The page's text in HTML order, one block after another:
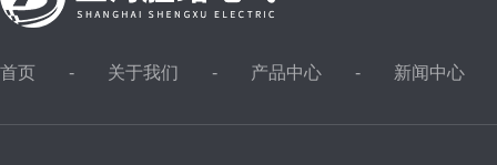
首页 关于我们 产品中心 新闻中心